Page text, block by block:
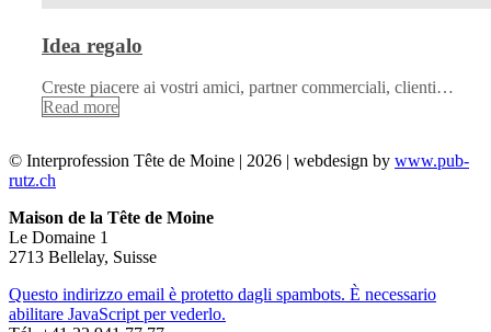
Idea regalo
Creste piacere ai vostri amici, partner commerciali, clienti…
Read more
© Interprofession Tête de Moine | 2026 | webdesign by www.pub-
rutz.ch
Maison de la Tête de Moine
Le Domaine 1
2713 Bellelay, Suisse
Questo indirizzo email è protetto dagli spambots. È necessario
abilitare JavaScript per vederlo.